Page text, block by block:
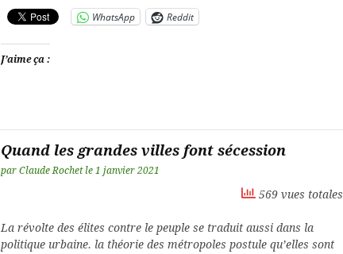
WhatsApp Reddit
J’aime ça :
Quand les grandes villes font sécession
par Claude Rochet le 1 janvier 2021
569 vues totales
La révolte des élites contre le peuple se traduit aussi dans la
politique urbaine. la théorie des métropoles postule qu’elles sont